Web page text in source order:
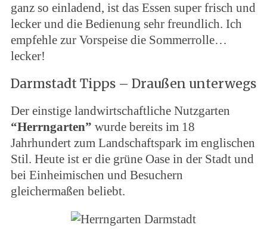
ganz so einladend, ist das Essen super frisch und
lecker und die Bedienung sehr freundlich. Ich
empfehle zur Vorspeise die Sommerrolle…
lecker!
Darmstadt Tipps – Draußen unterwegs
Der einstige landwirtschaftliche Nutzgarten
“Herrngarten” wurde bereits im 18
Jahrhundert zum Landschaftspark im englischen
Stil. Heute ist er die grüne Oase in der Stadt und
bei Einheimischen und Besuchern
gleichermaßen beliebt.